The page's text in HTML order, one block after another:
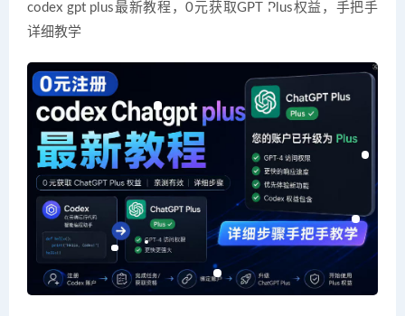
codex gpt plus最新教程，0元获取GPT Plus权益，手把手
详细教学